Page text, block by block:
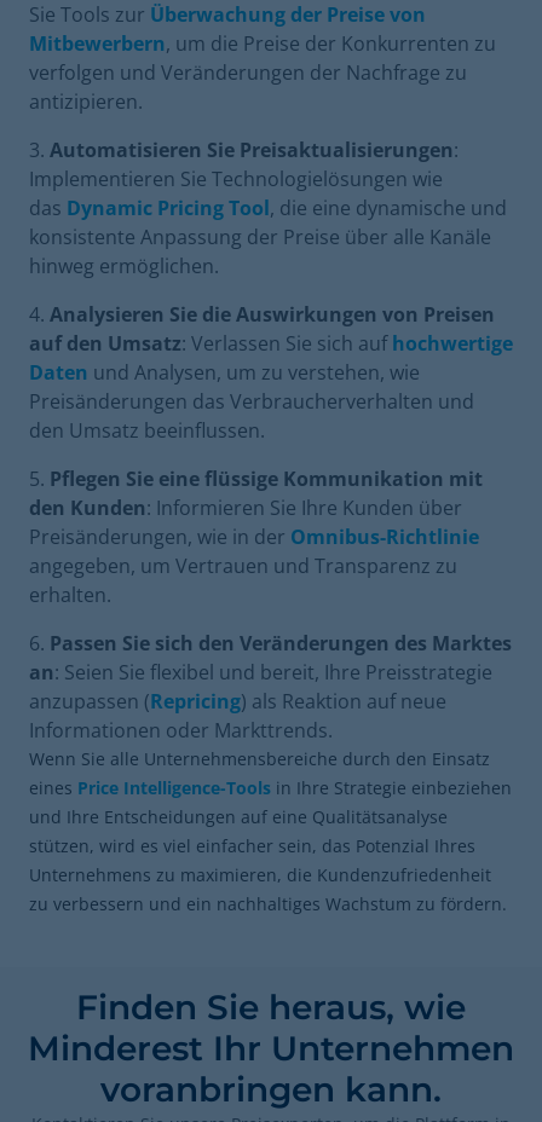
Sie Tools zur Überwachung der Preise von
Mitbewerbern, um die Preise der Konkurrenten zu
verfolgen und Veränderungen der Nachfrage zu
antizipieren.
Automatisieren Sie Preisaktualisierungen:
Implementieren Sie Technologielösungen wie
das Dynamic Pricing Tool, die eine dynamische und
konsistente Anpassung der Preise über alle Kanäle
hinweg ermöglichen.
Analysieren Sie die Auswirkungen von Preisen
auf den Umsatz: Verlassen Sie sich aufhochwertige
Daten und Analysen, um zu verstehen, wie
Preisänderungen das Verbraucherverhalten und
den Umsatz beeinflussen.
Pflegen Sie eine flüssige Kommunikation mit
den Kunden: Informieren Sie Ihre Kunden über
Preisänderungen, wie in der Omnibus-Richtlinie
angegeben, um Vertrauen und Transparenz zu
erhalten.
Passen Sie sich den Veränderungen des Marktes
an: Seien Sie flexibel und bereit, Ihre Preisstrategie
anzupassen (Repricing) als Reaktion auf neue
Informationen oder Markttrends.
Wenn Sie alle Unternehmensbereiche durch den Einsatz
eines Price Intelligence-Tools in Ihre Strategie einbeziehen
und Ihre Entscheidungen auf eine Qualitätsanalyse
stützen, wird es viel einfacher sein, das Potenzial Ihres
Unternehmens zu maximieren, die Kundenzufriedenheit
zu verbessern und ein nachhaltiges Wachstum zu fördern.
Finden Sie heraus, wie
Minderest Ihr Unternehmen
voranbringen kann.